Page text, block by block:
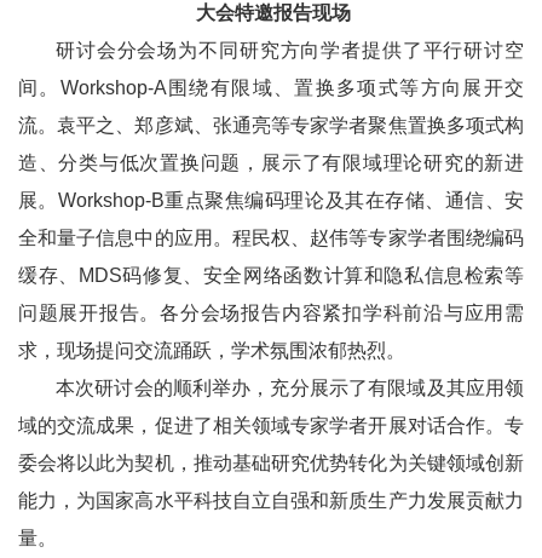
大会特邀报告现场
研讨会分会场为不同研究方向学者提供了平行研讨空
间。Workshop-A围绕有限域、置换多项式等方向展开交
流。袁平之、郑彦斌、张通亮等专家学者聚焦置换多项式构
造、分类与低次置换问题，展示了有限域理论研究的新进
展。Workshop-B重点聚焦编码理论及其在存储、通信、安
全和量子信息中的应用。程民权、赵伟等专家学者围绕编码
缓存、MDS码修复、安全网络函数计算和隐私信息检索等
问题展开报告。各分会场报告内容紧扣学科前沿与应用需
求，现场提问交流踊跃，学术氛围浓郁热烈。
本次研讨会的顺利举办，充分展示了有限域及其应用领
域的交流成果，促进了相关领域专家学者开展对话合作。专
委会将以此为契机，推动基础研究优势转化为关键领域创新
能力，为国家高水平科技自立自强和新质生产力发展贡献力
量。